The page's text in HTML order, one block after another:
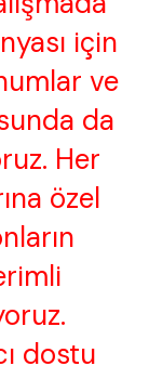
için
ve
da
Her
özel
dostu